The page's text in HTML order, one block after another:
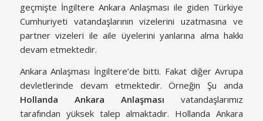
geçmişte İngiltere Ankara Anlaşması ile giden Türkiye
Cumhuriyeti vatandaşlarının vizelerini uzatmasına ve
partner vizeleri ile aile üyelerini yanlarına alma hakkı
devam etmektedir.
Ankara Anlaşması İngiltere’de bitti. Fakat diğer Avrupa
devletlerinde devam etmektedir. Örneğin Şu anda
Hollanda Ankara Anlaşmasıvatandaşlarımız
tarafından yüksek talep almaktadır. Hollanda Ankara